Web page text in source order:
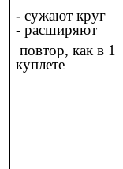
- сужают круг
- расширяют
повтор, как в 1
куплете